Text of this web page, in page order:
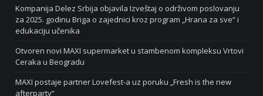
Kompanija Delez Srbija objavila Izveštaj o održivom poslovanju
za 2025. godinu Briga o zajednici kroz program „Hrana za sve“ i
edukaciju učenika
Otvoren novi MAXI supermarket u stambenom kompleksu Vrtovi
Ceraka u Beogradu
MAXI postaje partner Lovefest-a uz poruku „Fresh is the new
afterparty“